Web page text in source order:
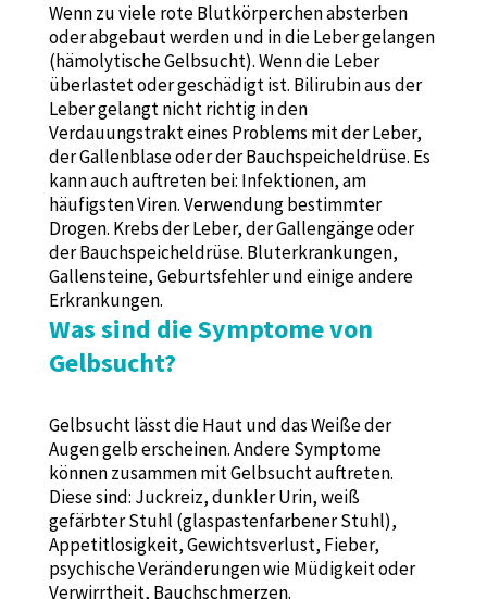
Wenn zu viele rote Blutkörperchen absterben
oder abgebaut werden und in die Leber gelangen
(hämolytische Gelbsucht). Wenn die Leber
überlastet oder geschädigt ist. Bilirubin aus der
Leber gelangt nicht richtig in den
Verdauungstrakt eines Problems mit der Leber,
der Gallenblase oder der Bauchspeicheldrüse. Es
kann auch auftreten bei: Infektionen, am
häufigsten Viren. Verwendung bestimmter
Drogen. Krebs der Leber, der Gallengänge oder
der Bauchspeicheldrüse. Bluterkrankungen,
Gallensteine, Geburtsfehler und einige andere
Erkrankungen.
Was sind die Symptome von
Gelbsucht?
Gelbsucht lässt die Haut und das Weiße der
Augen gelb erscheinen. Andere Symptome
können zusammen mit Gelbsucht auftreten.
Diese sind: Juckreiz, dunkler Urin, weiß
gefärbter Stuhl (glaspastenfarbener Stuhl),
Appetitlosigkeit, Gewichtsverlust, Fieber,
psychische Veränderungen wie Müdigkeit oder
Verwirrtheit, Bauchschmerzen.